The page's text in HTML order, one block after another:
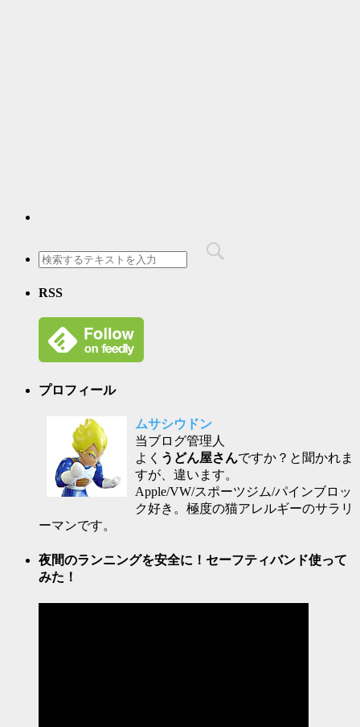
RSS
プロフィール
ムサシウドン
当ブログ管理人
よく うどん屋さんですか？と聞かれま
すが、違います。
Apple/VW/スポーツジム/パインブロッ
ク好き。極度の猫アレルギーのサラリ
ーマンです。
夜間のランニングを安全に！セーフティバンド使って
みた！